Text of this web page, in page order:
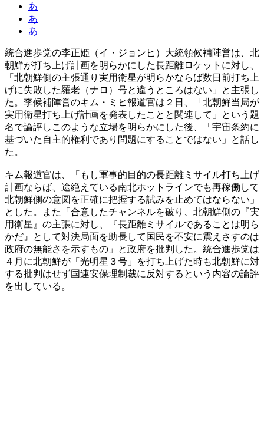
あ
あ
あ
統合進歩党の李正姫（イ・ジョンヒ）大統領候補陣営は、北
朝鮮が打ち上げ計画を明らかにした長距離ロケットに対し、
「北朝鮮側の主張通り実用衛星が明らかならば数日前打ち上
げに失敗した羅老（ナロ）号と違うところはない」と主張し
た。李候補陣営のキム・ミヒ報道官は２日、「北朝鮮当局が
実用衛星打ち上げ計画を発表したことと関連して」という題
名で論評しこのような立場を明らかにした後、「宇宙条約に
基づいた自主的権利であり問題にすることではない」と話し
た。
キム報道官は、「もし軍事的目的の長距離ミサイル打ち上げ
計画ならば、途絶えている南北ホットラインでも再稼働して
北朝鮮側の意図を正確に把握する試みを止めてはならない」
とした。また「合意したチャンネルを破り、北朝鮮側の『実
用衛星』の主張に対し、『長距離ミサイルであることは明ら
かだ』として対決局面を助長して国民を不安に震えさすのは
政府の無能さを示すもの」と政府を批判した。統合進歩党は
４月に北朝鮮が「光明星３号」を打ち上げた時も北朝鮮に対
する批判はせず国連安保理制裁に反対するという内容の論評
を出している。